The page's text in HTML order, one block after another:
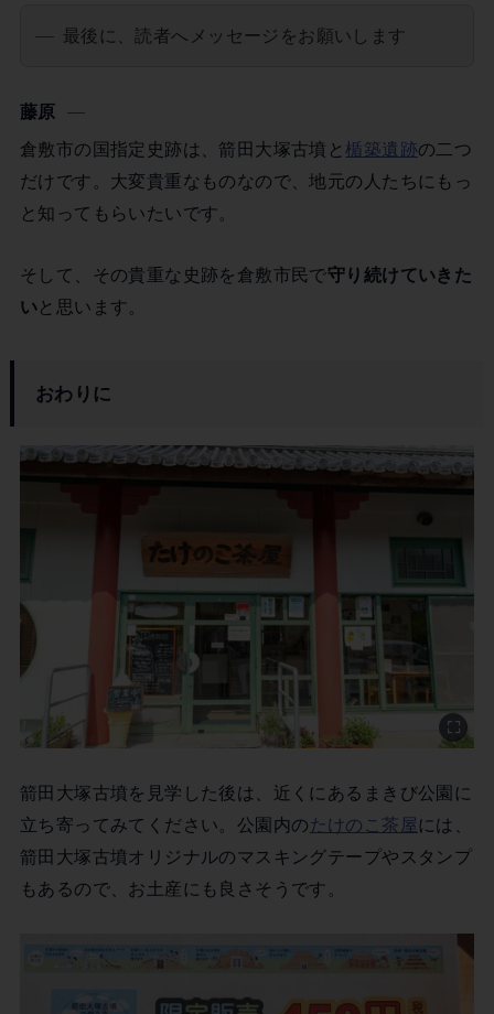
最後に、読者へメッセージをお願いします
藤原
倉敷市の国指定史跡は、箭田大塚古墳と楯築遺跡の二つ
だけです。大変貴重なものなので、地元の人たちにもっ
と知ってもらいたいです。
そして、その貴重な史跡を倉敷市民で守り続けていきた
いと思います。
おわりに
箭田大塚古墳を見学した後は、近くにあるまきび公園に
立ち寄ってみてください。公園内のたけのこ茶屋 には、
箭田大塚古墳オリジナルのマスキングテープやスタンプ
もあるので、お土産にも良さそうです。